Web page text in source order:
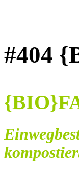
#404